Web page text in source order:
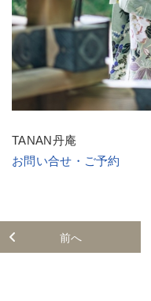
TANAN丹庵
お問い合せ・ご予約
前へ